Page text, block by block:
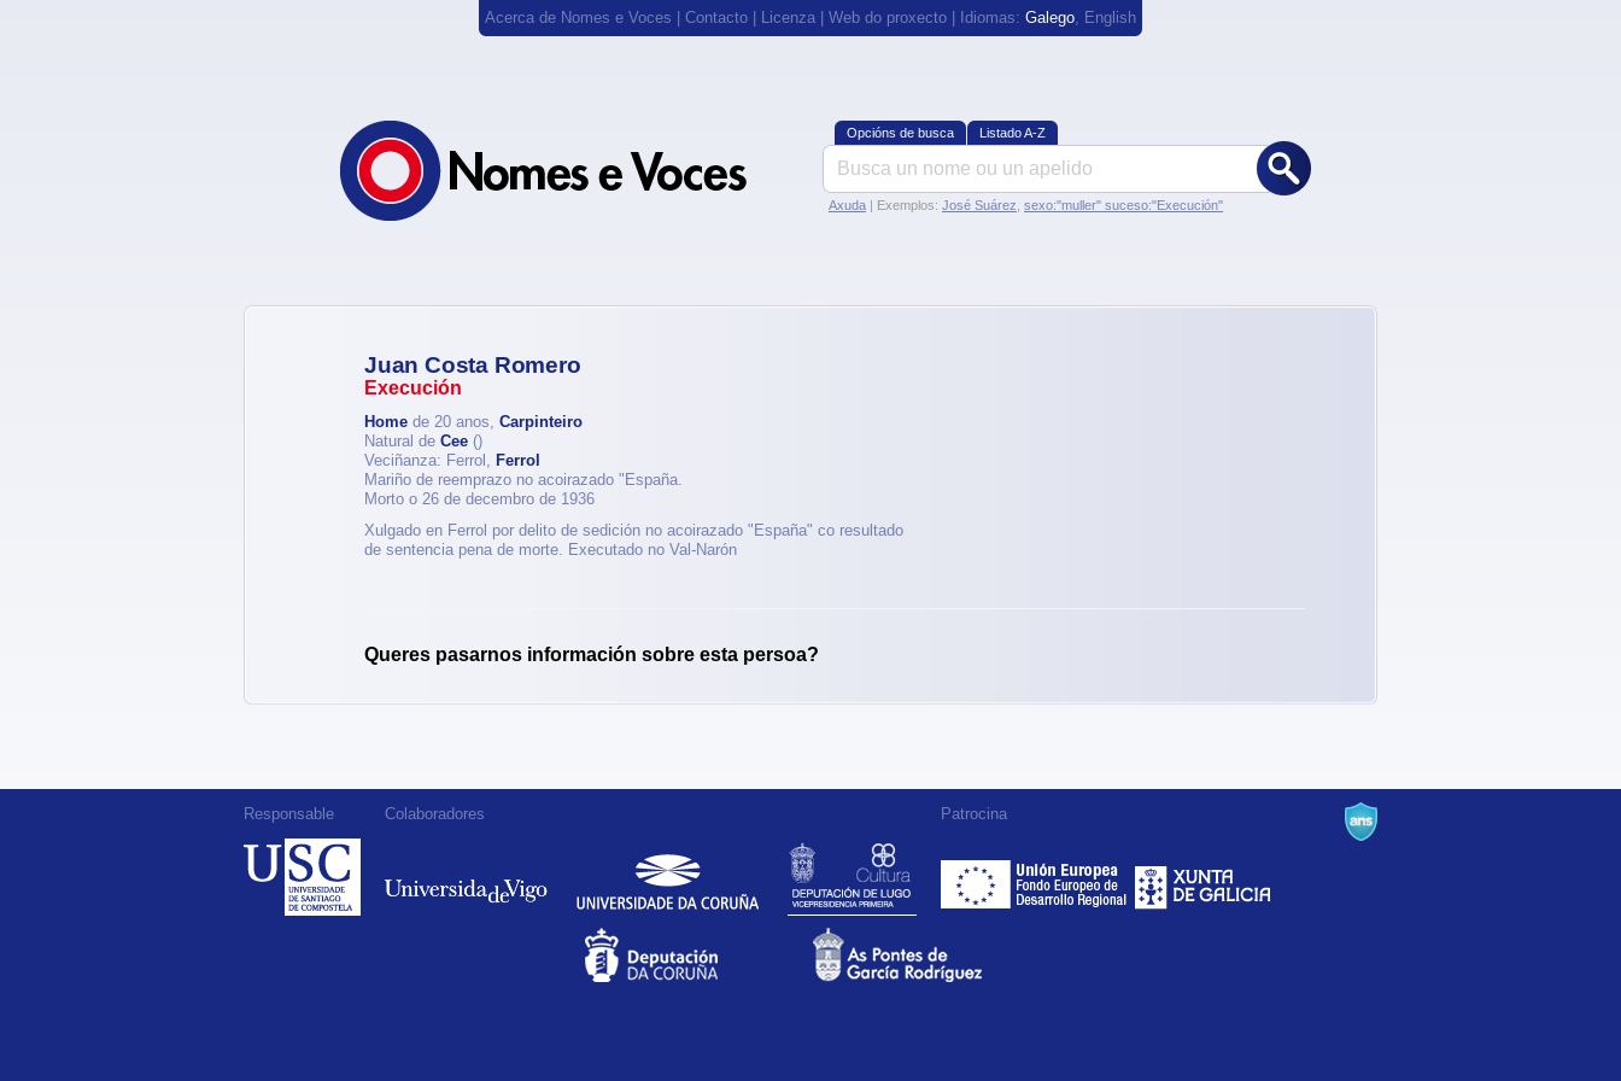
Acerca de Nomes e Voces Contacto Licenza Web do proxecto | Idiomas: Galego, English
Opcións de busca Listado A-Z
Axuda | Exemplos: José Suárez sexo:"muller" suceso:"Execución"
Juan Costa Romero
Execución
Home de 20 anos, Carpinteiro
Natural de Cee ()
Veciñanza: Ferrol, Ferrol
Mariño de reemprazo no acoirazado "España.
Morto o 26 de decembro de 1936
Xulgado en Ferrol por delito de sedición no acoirazado "España" co resultado
de sentencia pena de morte. Executado no Val-Narón
Queres pasarnos información sobre esta persoa?
Responsable Colaboradores Patrocina